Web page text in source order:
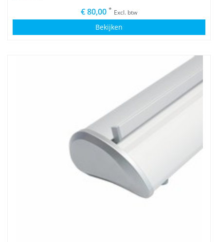
€ 80,00 * Excl. btw
Bekijken